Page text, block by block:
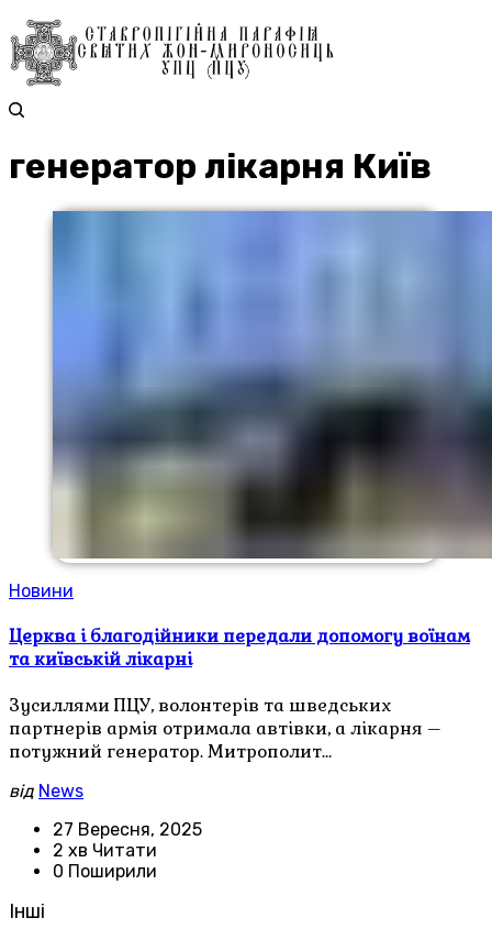
генератор лікарня Київ
Новини
Церква і благодійники передали допомогу воїнам
та київській лікарні
Зусиллями ПЦУ, волонтерів та шведських
партнерів армія отримала автівки, а лікарня –
потужний генератор. Митрополит…
від News
27 Вересня, 2025
2 хв Читати
0 Поширили
Інші